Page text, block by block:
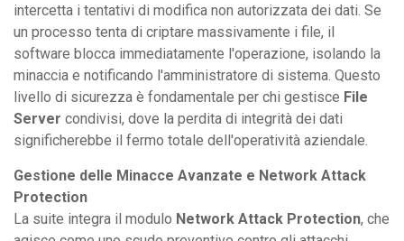
intercetta i tentativi di modifica non autorizzata dei dati. Se
un processo tenta di criptare massivamente i file, il
software blocca immediatamente l'operazione, isolando la
minaccia e notificando l'amministratore di sistema. Questo
livello di sicurezza è fondamentale per chi gestisce File
Server condivisi, dove la perdita di integrità dei dati
significherebbe il fermo totale dell'operatività aziendale.
Gestione delle Minacce Avanzate e Network Attack
Protection
La suite integra il modulo Network Attack Protection, che